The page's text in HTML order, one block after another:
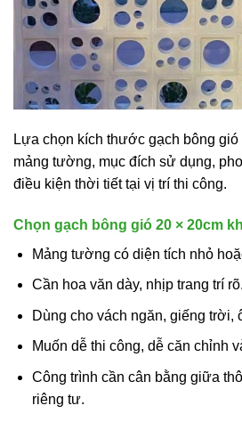
Lựa chọn kích thước gạch bông
mảng tường, mục đích sử dụng,
điều kiện thời tiết tại vị trí thi công.
Chọn gạch bông gió 20 × 20cm
Mảng tường có diện tích nhỏ
Cần hoa văn dày, nhịp trang trí rõ.
Dùng cho vách ngăn, giếng trời,
Muốn dễ thi công, dễ căn chỉnh
Công trình cần cân bằng giữa
riêng tư.